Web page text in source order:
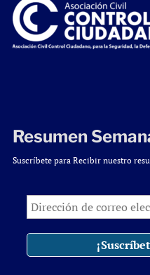
Resumen
Suscríbete para Recibir nuestro